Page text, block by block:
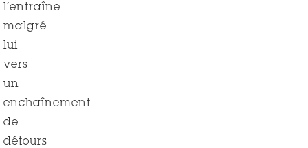
l’entraîne
malgré
lui
vers
un
enchaînement
de
détours